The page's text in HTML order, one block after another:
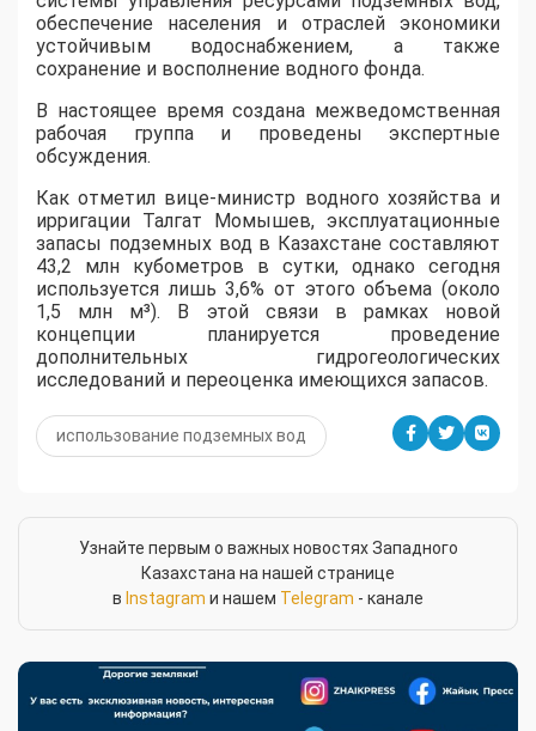
обеспечение населения и отраслей экономики
устойчивым водоснабжением, а также
сохранение и восполнение водного фонда.
В настоящее время создана межведомственная
рабочая группа и проведены экспертные
обсуждения.
Как отметил вице-министр водного хозяйства и
ирригации Талгат Момышев, эксплуатационные
запасы подземных вод в Казахстане составляют
43,2 млн кубометров в сутки, однако сегодня
используется лишь 3,6% от этого объема (около
1,5 млн м³). В этой связи в рамках новой
концепции планируется проведение
дополнительных гидрогеологических
исследований и переоценка имеющихся запасов.
использование подземных вод
Узнайте первым о важных новостях Западного
Казахстана на нашей странице
в Instagram и нашем Telegram - канале